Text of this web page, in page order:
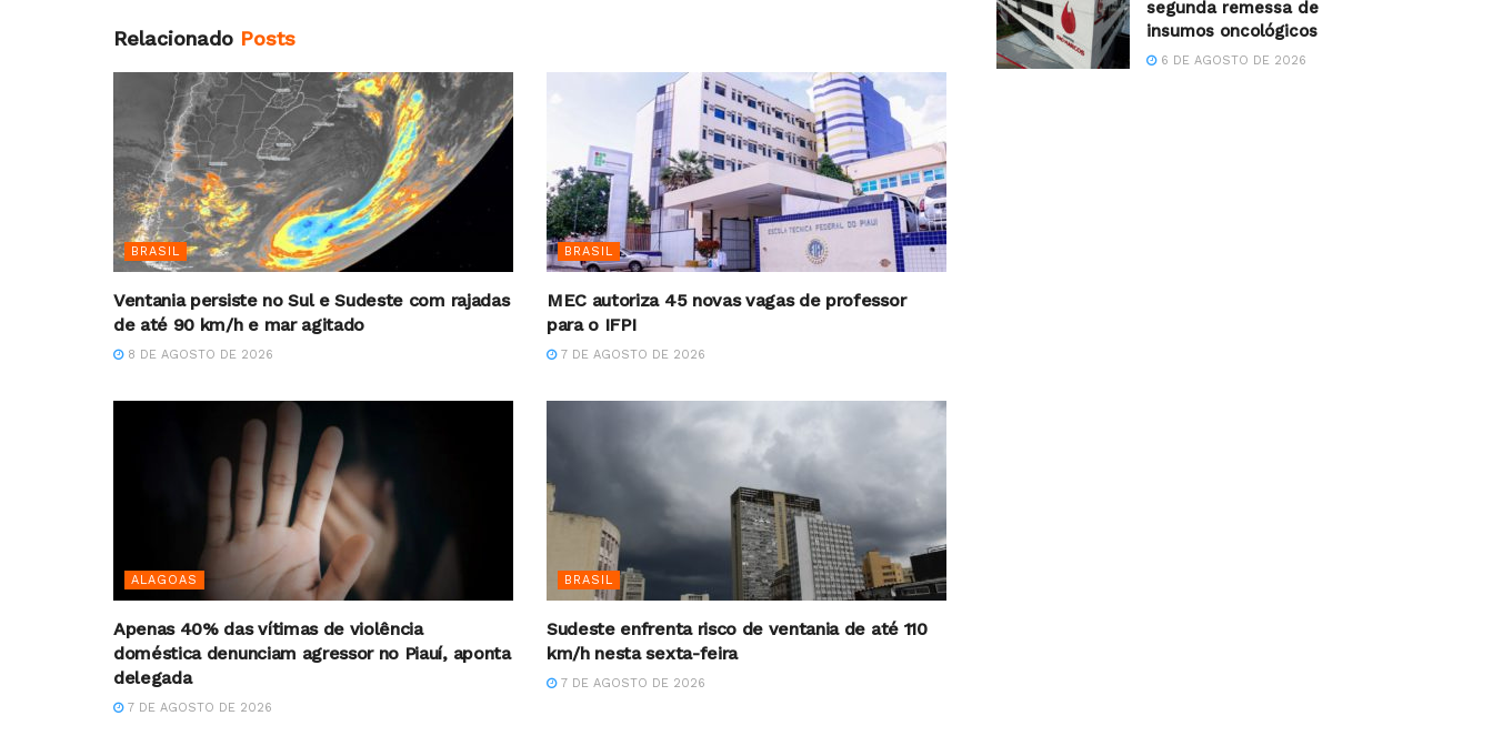
Relacionado Posts
BRASIL
Ventania persiste no Sul e Sudeste com rajadas
de até 90 km/h e mar agitado
8 DE AGOSTO DE 2026
BRASIL
MEC autoriza 45 novas vagas de professor
para o IFPI
7 DE AGOSTO DE 2026
ALAGOAS
Apenas 40% das vítimas de violência
doméstica denunciam agressor no Piauí, aponta
delegada
7 DE AGOSTO DE 2026
BRASIL
Sudeste enfrenta risco de ventania de até 110
km/h nesta sexta-feira
7 DE AGOSTO DE 2026
segunda remessa de
insumos oncológicos
6 DE AGOSTO DE 2026